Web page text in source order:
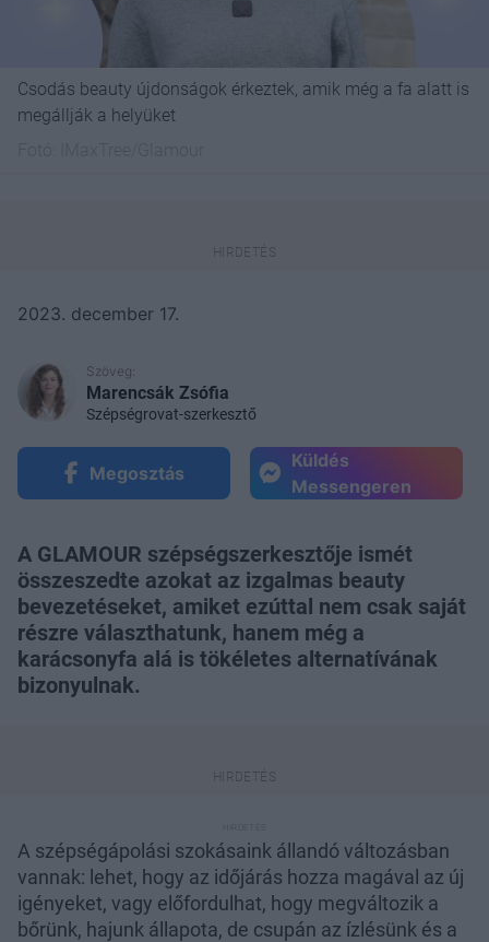
Csodás beauty újdonságok érkeztek, amik még a fa alatt is
megállják a helyüket
2023. december 17.
Szöveg:
Marencsák Zsófia
Szépségrovat-szerkesztő
Megosztás
Küldés
Messengeren
A GLAMOUR szépségszerkesztője ismét
összeszedte azokat az izgalmas beauty
bevezetéseket, amiket ezúttal nem csak saját
részre választhatunk, hanem még a
karácsonyfa alá is tökéletes alternatívának
bizonyulnak.
A szépségápolási szokásaink állandó változásban
vannak: lehet, hogy az időjárás hozza magával az új
igényeket, vagy előfordulhat, hogy megváltozik a
bőrünk, hajunk állapota, de csupán az ízlésünk és a